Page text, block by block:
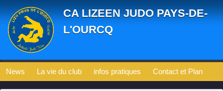
CA LIZEEN JUDO PAYS-DE-
L'OURCQ
News La vie du club infos pratiques Contact et Plan
Panneau de gestion des cookies